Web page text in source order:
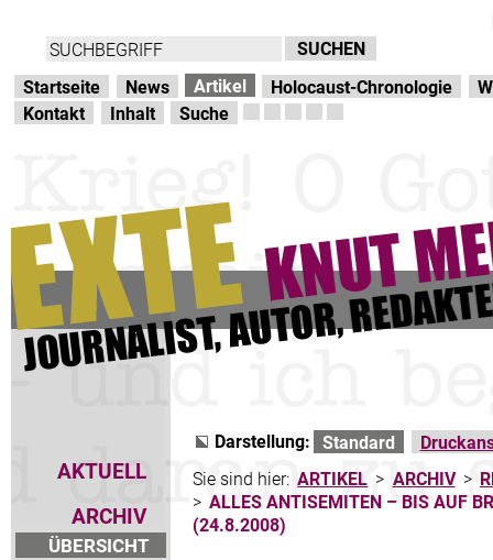
Startseite News Artikel Holocaust-Chronologie
Kontakt
Inhalt Suche
AKTUELL
ARCHIV
ÜBERSICHT
Darstellung: Standard
Sie sind hier: ARTIKEL > ARCHIV >
> ALLES ANTISEMITEN – BIS AUF
(24.8.2008)